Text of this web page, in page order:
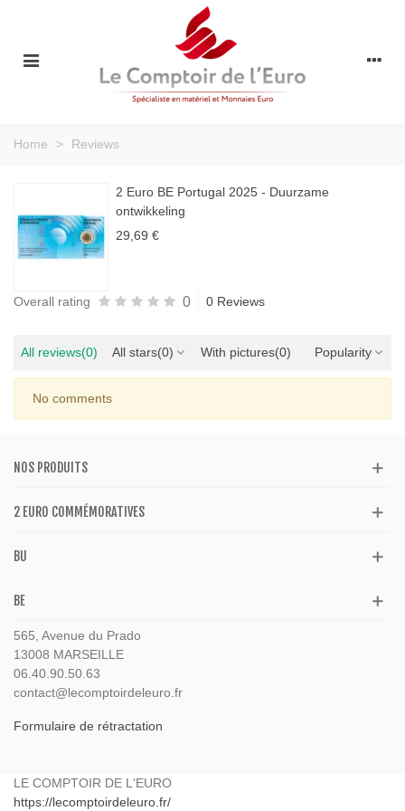
Home > Reviews
2 Euro BE Portugal 2025 - Duurzame
ontwikkeling
29,69 €
Overall rating 0 0 Reviews
All reviews(0) All stars(0) With pictures(0) Popularity
No comments
NOS PRODUITS
2 EURO COMMÉMORATIVES
BU
BE
565, Avenue du Prado
13008 MARSEILLE
06.40.90.50.63
contact@lecomptoirdeleuro.fr
Formulaire de rétractation
LE COMPTOIR DE L'EURO
https://lecomptoirdeleuro.fr/